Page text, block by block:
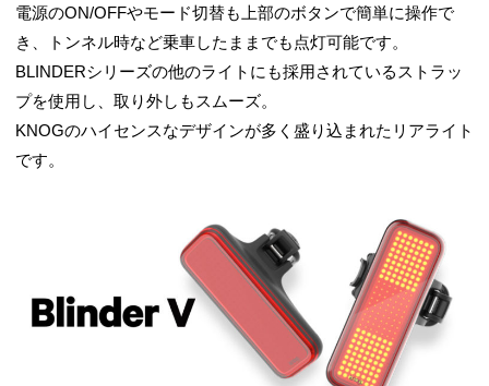
電源のON/OFFやモード切替も上部のボタンで簡単に操作で
き、トンネル時など乗車したままでも点灯可能です。
BLINDERシリーズの他のライトにも採用されているストラッ
プを使用し、取り外しもスムーズ。
KNOGのハイセンスなデザインが多く盛り込まれたリアライト
です。